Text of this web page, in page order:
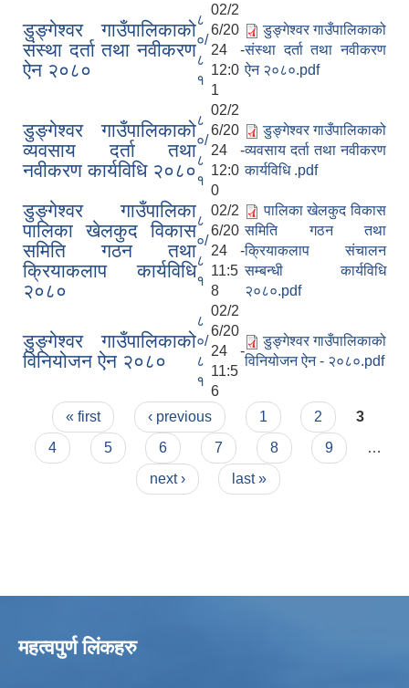
डुङ्गेश्वर गाउँपालिकाको
संस्था दर्ता तथा नवीकरण
ऐन २०८०
८
०/
८
१
02/2
6/20
24 -
12:0
1
डुङ्गेश्वर गाउँपालिकाको
संस्था दर्ता तथा नवीकरण
ऐन २०८०.pdf
डुङ्गेश्वर गाउँपालिकाको
व्यवसाय दर्ता तथा
नवीकरण कार्यविधि २०८०
८
०/
८
१
02/2
6/20
24 -
12:0
0
डुङ्गेश्वर गाउँपालिकाको
व्यवसाय दर्ता तथा नवीकरण
कार्यविधि .pdf
डुङ्गेश्वर गाउँपालिका
पालिका खेलकुद विकास
समिति गठन तथा
क्रियाकलाप कार्यविधि
२०८०
८
०/
८
१
02/2
6/20
24 -
11:5
8
पालिका खेलकुद विकास
समिति गठन तथा
क्रियाकलाप संचालन
सम्बन्धी कार्यविधि
२०८०.pdf
डुङ्गेश्वर गाउँपालिकाको
विनियोजन ऐन २०८०
८
०/
८
१
02/2
6/20
24 -
11:5
6
डुङ्गेश्वर गाउँपालिकाको
विनियोजन ऐन - २०८०.pdf
Pages
« first ‹ previous 1 2
3
4
5 6 7 8 9
…
next ›
last »
महत्वपुर्ण लिंकहरु